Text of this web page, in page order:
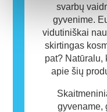
svarbų
gyvenime.
vidutiniškai
skirtingas
pat? Natūralu,
apie šių
gyvename,